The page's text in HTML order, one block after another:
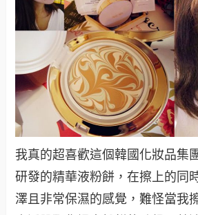
我真的超喜歡這個韓國化妝品集
研發的精華液粉餅，在擦上的同
澤且非常保濕的感覺，難怪當我